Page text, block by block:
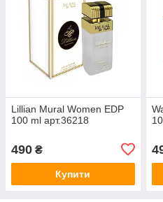
Lillian Mural Women EDP
100 ml арт.36218
490 ₴
Купити